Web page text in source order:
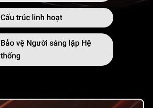
Cấu trúc linh hoạt
Bảo vệ Người sáng lập Hệ
thống